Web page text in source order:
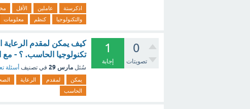
اذكرستة عاملين الأقل
والتكنولوجيا
كنظم معلومات
0
تصويتات
1
إجابة
كيف يمكن لمقدم الرعاية
تكنولوجيا الحاسب. ؟ - مع
سُئل مارس 29 في تصنيف أسئلة
يمكن لمقدم الرعاية
الحاسب